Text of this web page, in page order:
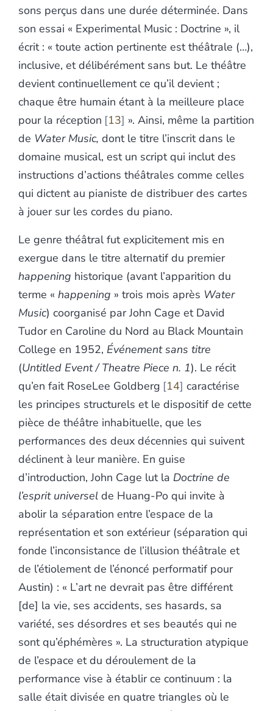
sons perçus dans une durée déterminée. Dans
son essai « Experimental Music : Doctrine », il
écrit : « toute action pertinente est théâtrale (…),
inclusive, et délibérément sans but. Le théâtre
devient continuellement ce qu’il devient ;
chaque être humain étant à la meilleure place
pour la réception 13 ». Ainsi, même la partition
de Water Music, dont le titre l’inscrit dans le
domaine musical, est un script qui inclut des
instructions d’actions théâtrales comme celles
qui dictent au pianiste de distribuer des cartes
à jouer sur les cordes du piano.
Le genre théâtral fut explicitement mis en
exergue dans le titre alternatif du premier
happening historique (avant l’apparition du
terme « happening » trois mois après Water
Music) coorganisé par John Cage et David
Tudor en Caroline du Nord au Black Mountain
College en 1952, Événement sans titre
(Untitled Event / Theatre Piece n. 1). Le récit
qu’en fait RoseLee Goldberg 14 caractérise
les principes structurels et le dispositif de cette
pièce de théâtre inhabituelle, que les
performances des deux décennies qui suivent
déclinent à leur manière. En guise
d’introduction, John Cage lut la Doctrine de
l’esprit universel de Huang-Po qui invite à
abolir la séparation entre l’espace de la
représentation et son extérieur (séparation qui
fonde l’inconsistance de l’illusion théâtrale et
de l’étiolement de l’énoncé performatif pour
Austin) : « L’art ne devrait pas être différent
[de] la vie, ses accidents, ses hasards, sa
variété, ses désordres et ses beautés qui ne
sont qu’éphémères ». La structuration atypique
de l’espace et du déroulement de la
performance vise à établir ce continuum : la
salle était divisée en quatre triangles où le